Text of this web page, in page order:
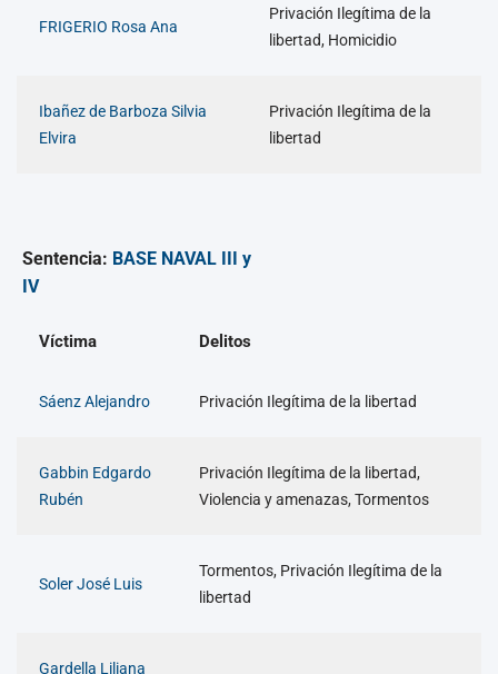
FRIGERIO Rosa Ana
Privación Ilegítima de la
libertad, Homicidio
Ibañez de Barboza Silvia
Elvira
Privación Ilegítima de la
libertad
Sentencia: BASE NAVAL III y
IV
Víctima Delitos
Sáenz Alejandro Privación Ilegítima de la libertad
Gabbin Edgardo
Rubén
Privación Ilegítima de la libertad,
Violencia y amenazas, Tormentos
Soler José Luis
Tormentos, Privación Ilegítima de la
libertad
Gardella Liliana